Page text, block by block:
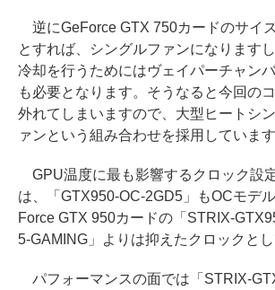
逆にGeForce GTX 750カードのサイ
とすれば、シングルファンになります
冷却を行うためにはヴェイパーチャン
も必要となります。そうなると今回の
外れてしまいますので、大型ヒートシ
ァンという組み合わせを採用しています
GPU温度に最も影響するクロック設
は、「GTX950-OC-2GD5」もOCモデ
Force GTX 950カードの「STRIX-
5-GAMING」よりは抑えたクロックとし
パフォーマンスの面では「STRIX-